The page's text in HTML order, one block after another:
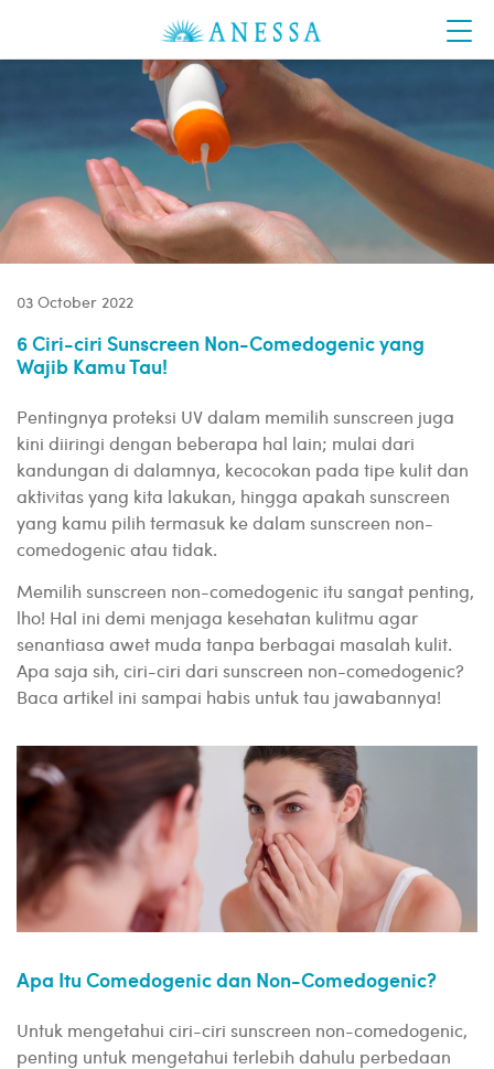
03 October 2022
6 Ciri-ciri Sunscreen Non-Comedogenic yang
Wajib Kamu Tau!
Pentingnya proteksi UV dalam memilih sunscreen juga
kini diiringi dengan beberapa hal lain; mulai dari
kandungan di dalamnya, kecocokan pada tipe kulit dan
aktivitas yang kita lakukan, hingga apakah sunscreen
yang kamu pilih termasuk ke dalam sunscreen non-
comedogenic atau tidak.
Memilih sunscreen non-comedogenic itu sangat penting,
lho! Hal ini demi menjaga kesehatan kulitmu agar
senantiasa awet muda tanpa berbagai masalah kulit.
Apa saja sih, ciri-ciri dari sunscreen non-comedogenic?
Baca artikel ini sampai habis untuk tau jawabannya!
Apa Itu Comedogenic dan Non-Comedogenic?
Untuk mengetahui ciri-ciri sunscreen non-comedogenic,
penting untuk mengetahui terlebih dahulu perbedaan